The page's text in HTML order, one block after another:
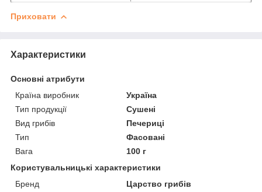
Приховати
Характеристики
Основні атрибути
Країна виробник
Україна
Тип продукції
Сушені
Вид грибів
Печериці
Тип
Фасовані
Вага
100 г
Користувальницькі характеристики
Бренд
Царство грибів